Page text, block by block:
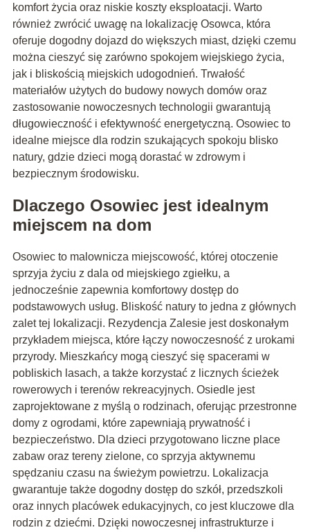
komfort życia oraz niskie koszty eksploatacji. Warto
również zwrócić uwagę na lokalizację Osowca, która
oferuje dogodny dojazd do większych miast, dzięki czemu
można cieszyć się zarówno spokojem wiejskiego życia,
jak i bliskością miejskich udogodnień. Trwałość
materiałów użytych do budowy nowych domów oraz
zastosowanie nowoczesnych technologii gwarantują
długowieczność i efektywność energetyczną. Osowiec to
idealne miejsce dla rodzin szukających spokoju blisko
natury, gdzie dzieci mogą dorastać w zdrowym i
bezpiecznym środowisku.
Dlaczego Osowiec jest idealnym
miejscem na dom
Osowiec to malownicza miejscowość, której otoczenie
sprzyja życiu z dala od miejskiego zgiełku, a
jednocześnie zapewnia komfortowy dostęp do
podstawowych usług. Bliskość natury to jedna z głównych
zalet tej lokalizacji. Rezydencja Zalesie jest doskonałym
przykładem miejsca, które łączy nowoczesność z urokami
przyrody. Mieszkańcy mogą cieszyć się spacerami w
pobliskich lasach, a także korzystać z licznych ścieżek
rowerowych i terenów rekreacyjnych. Osiedle jest
zaprojektowane z myślą o rodzinach, oferując przestronne
domy z ogrodami, które zapewniają prywatność i
bezpieczeństwo. Dla dzieci przygotowano liczne place
zabaw oraz tereny zielone, co sprzyja aktywnemu
spędzaniu czasu na świeżym powietrzu. Lokalizacja
gwarantuje także dogodny dostęp do szkół, przedszkoli
oraz innych placówek edukacyjnych, co jest kluczowe dla
rodzin z dziećmi. Dzięki nowoczesnej infrastrukturze i